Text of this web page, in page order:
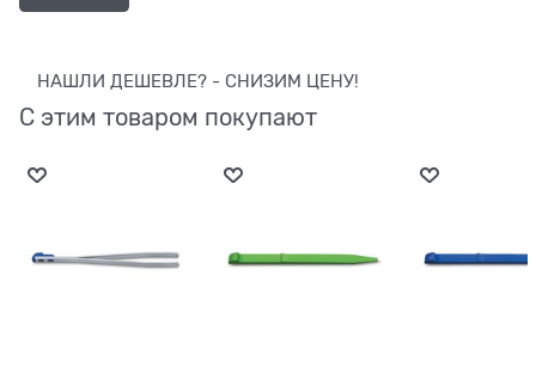
НАШЛИ ДЕШЕВЛЕ? - СНИЗИМ ЦЕНУ!
С этим товаром покупают